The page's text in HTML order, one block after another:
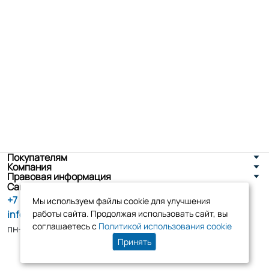
Покупателям
Компания
Правовая информация
Санкт-Петербург, ул. Новоселов д. 8
+7 (800) 555-86-90
info@tk-elko.ru
пн-пт, 10:00 - 18:00
Мы используем файлы cookie для улучшения
работы сайта. Продолжая использовать сайт, вы
соглашаетесь с Политикой использования cookie
Принять